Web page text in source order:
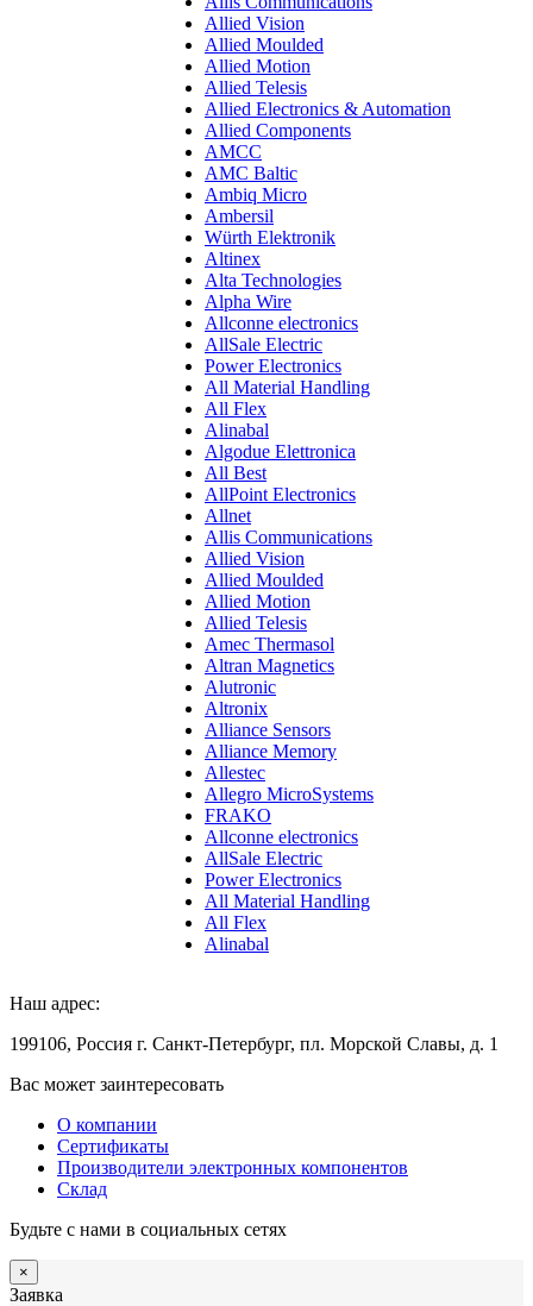
Allied Vision
Allied Moulded
Allied Motion
Allied Telesis
Allied Electronics & Automation
Allied Components
AMCC
AMC Baltic
Ambiq Micro
Ambersil
Würth Elektronik
Altinex
Alta Technologies
Alpha Wire
Allconne electronics
AllSale Electric
Power Electronics
All Material Handling
All Flex
Alinabal
Algodue Elettronica
All Best
AllPoint Electronics
Allnet
Allis Communications
Allied Vision
Allied Moulded
Allied Motion
Allied Telesis
Amec Thermasol
Altran Magnetics
Alutronic
Altronix
Alliance Sensors
Alliance Memory
Allestec
Allegro MicroSystems
FRAKO
Allconne electronics
AllSale Electric
Power Electronics
All Material Handling
All Flex
Alinabal
Наш адрес:
199106, Россия г. Санкт-Петербург, пл. Морской Славы, д. 1
Вас может заинтересовать
О компании
Сертификаты
Производители электронных компонентов
Склад
Будьте с нами в социальных сетях
×
Заявка